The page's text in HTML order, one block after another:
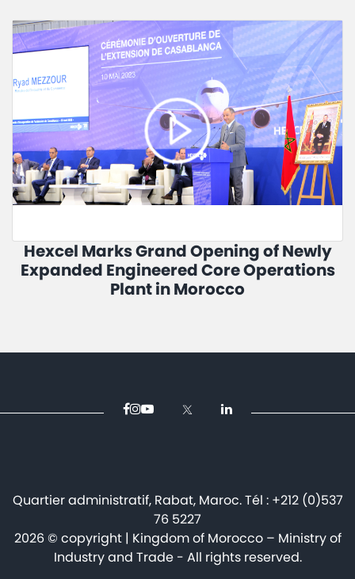
Hexcel Marks Grand Opening of Newly
Expanded Engineered Core Operations
Plant in Morocco
Quartier administratif, Rabat, Maroc. Tél : +212 (0)537
76 5227
2026 © copyright | Kingdom of Morocco – Ministry of
Industry and Trade - All rights reserved.